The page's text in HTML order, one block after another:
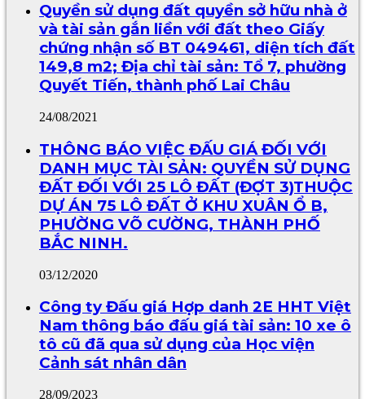
Quyền sử dụng đất quyền sở hữu nhà ở
và tài sản gắn liền với đất theo Giấy
chứng nhận số BT 049461, diện tích đất
149,8 m2; Địa chỉ tài sản: Tổ 7, phường
Quyết Tiến, thành phố Lai Châu
24/08/2021
THÔNG BÁO VIỆC ĐẤU GIÁ ĐỐI VỚI
DANH MỤC TÀI SẢN: QUYỀN SỬ DỤNG
ĐẤT ĐỐI VỚI 25 LÔ ĐẤT (ĐỢT 3)THUỘC
DỰ ÁN 75 LÔ ĐẤT Ở KHU XUÂN Ổ B,
PHƯỜNG VÕ CƯỜNG, THÀNH PHỐ
BẮC NINH.
03/12/2020
Công ty Đấu giá Hợp danh 2E HHT Việt
Nam thông báo đấu giá tài sản: 10 xe ô
tô cũ đã qua sử dụng của Học viện
Cảnh sát nhân dân
28/09/2023